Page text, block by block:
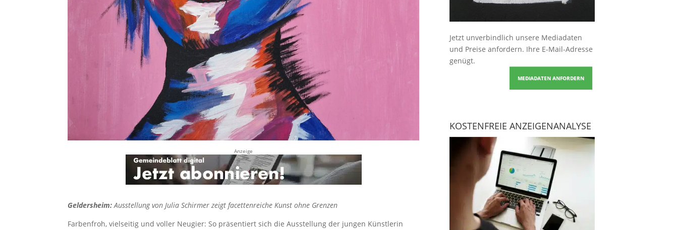
Anzeige
Geldersheim:Ausstellung von Julia Schirmer zeigt facettenreiche Kunst ohne Grenzen
Farbenfroh, vielseitig und voller Neugier: So präsentiert sich die Ausstellung der jungen Künstlerin
Jetzt unverbindlich unsere Mediadaten
und Preise anfordern. Ihre E-Mail-Adresse
genügt.
MEDIADATEN ANFORDERN
KOSTENFREIE ANZEIGENANALYSE